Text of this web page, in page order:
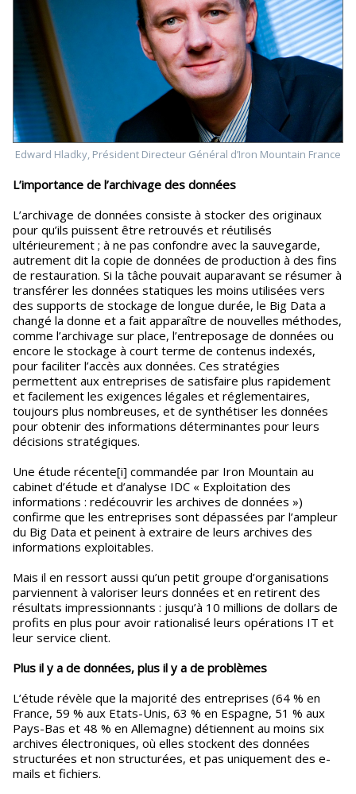
Edward Hladky, Président Directeur Général d’Iron Mountain France
L’importance de l’archivage des données
L’archivage de données consiste à stocker des originaux
pour qu’ils puissent être retrouvés et réutilisés
ultérieurement ; à ne pas confondre avec la sauvegarde,
autrement dit la copie de données de production à des fins
de restauration. Si la tâche pouvait auparavant se résumer à
transférer les données statiques les moins utilisées vers
des supports de stockage de longue durée, le Big Data a
changé la donne et a fait apparaître de nouvelles méthodes,
comme l’archivage sur place, l’entreposage de données ou
encore le stockage à court terme de contenus indexés,
pour faciliter l’accès aux données. Ces stratégies
permettent aux entreprises de satisfaire plus rapidement
et facilement les exigences légales et réglementaires,
toujours plus nombreuses, et de synthétiser les données
pour obtenir des informations déterminantes pour leurs
décisions stratégiques.
Une étude récente[i] commandée par Iron Mountain au
cabinet d’étude et d’analyse IDC « Exploitation des
informations : redécouvrir les archives de données »)
confirme que les entreprises sont dépassées par l’ampleur
du Big Data et peinent à extraire de leurs archives des
informations exploitables.
Mais il en ressort aussi qu’un petit groupe d’organisations
parviennent à valoriser leurs données et en retirent des
résultats impressionnants : jusqu’à 10 millions de dollars de
profits en plus pour avoir rationalisé leurs opérations IT et
leur service client.
Plus il y a de données, plus il y a de problèmes
L’étude révèle que la majorité des entreprises (64 % en
France, 59 % aux Etats-Unis, 63 % en Espagne, 51 % aux
Pays-Bas et 48 % en Allemagne) détiennent au moins six
archives électroniques, où elles stockent des données
structurées et non structurées, et pas uniquement des e-
mails et fichiers.